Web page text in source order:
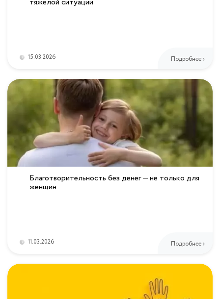
15.03.2026 Подробнее ›
Благотворительность без денег — не только для
женщин
11.03.2026 Подробнее ›